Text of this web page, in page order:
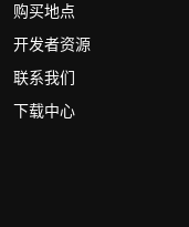
购买地点
开发者资源
联系我们
下载中心